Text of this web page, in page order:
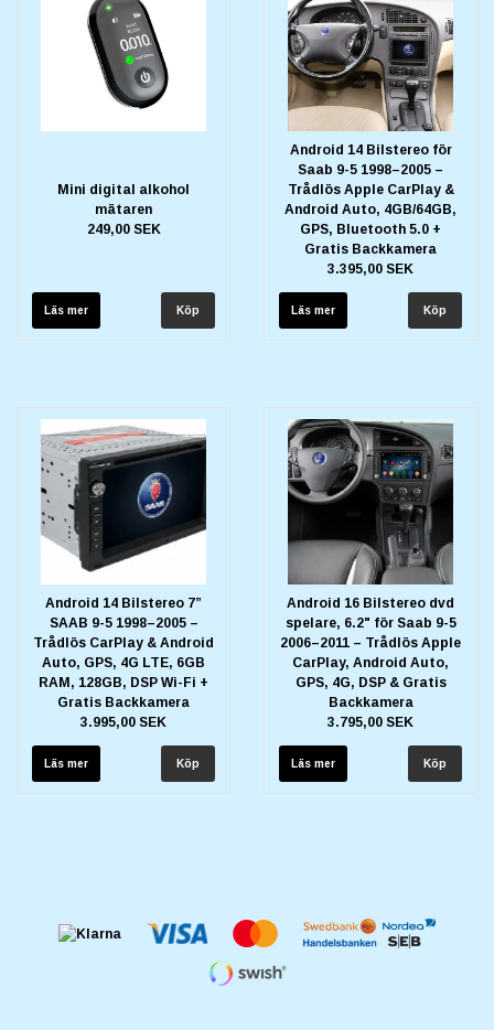
Mini digital alkohol
mätaren
249,00 SEK
Läs mer
Android 14 Bilstereo för
Saab 9-5 1998–2005 –
Trådlös Apple CarPlay &
Android Auto, 4GB/64GB,
GPS, Bluetooth 5.0 +
Gratis Backkamera
3.395,00 SEK
Läs mer
Android 14 Bilstereo 7”
SAAB 9-5 1998–2005 –
Trådlös CarPlay & Android
Auto, GPS, 4G LTE, 6GB
RAM, 128GB, DSP Wi-Fi +
Gratis Backkamera
3.995,00 SEK
Läs mer
Android 16 Bilstereo dvd
spelare, 6.2" för Saab 9-5
2006–2011 – Trådlös Apple
CarPlay, Android Auto,
GPS, 4G, DSP & Gratis
Backkamera
3.795,00 SEK
Läs mer